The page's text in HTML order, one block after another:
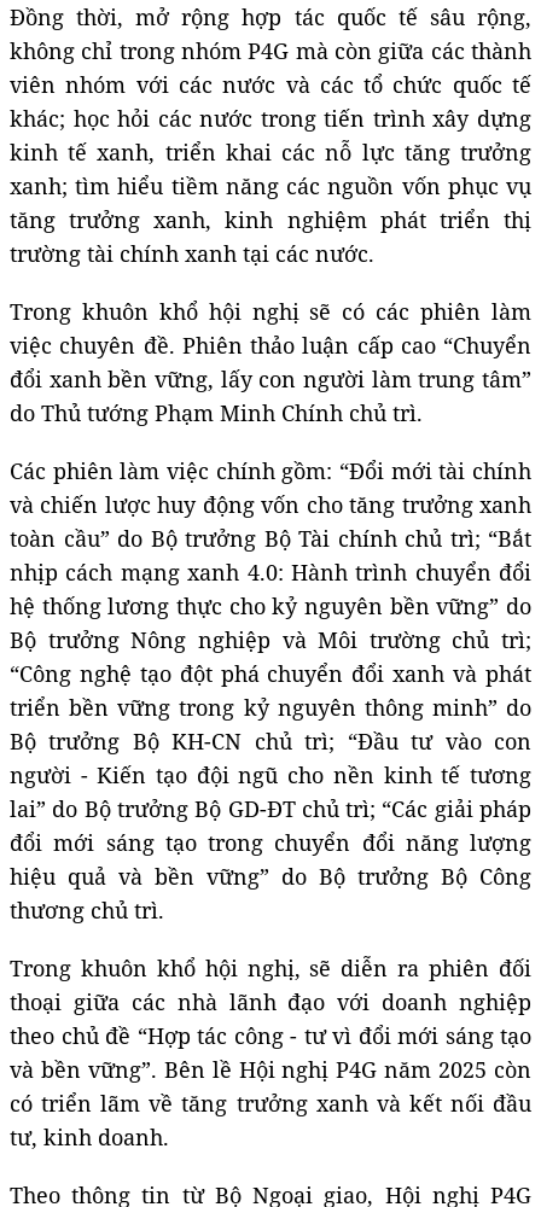
Đồng thời, mở rộng hợp tác quốc tế sâu rộng,
không chỉ trong nhóm P4G mà còn giữa các thành
viên nhóm với các nước và các tổ chức quốc tế
khác; học hỏi các nước trong tiến trình xây dựng
kinh tế xanh, triển khai các nỗ lực tăng trưởng
xanh; tìm hiểu tiềm năng các nguồn vốn phục vụ
tăng trưởng xanh, kinh nghiệm phát triển thị
trường tài chính xanh tại các nước.
Trong khuôn khổ hội nghị sẽ có các phiên làm
việc chuyên đề. Phiên thảo luận cấp cao “Chuyển
đổi xanh bền vững, lấy con người làm trung tâm”
do Thủ tướng Phạm Minh Chính chủ trì.
Các phiên làm việc chính gồm: “Đổi mới tài chính
và chiến lược huy động vốn cho tăng trưởng xanh
toàn cầu” do Bộ trưởng Bộ Tài chính chủ trì; “Bắt
nhịp cách mạng xanh 4.0: Hành trình chuyển đổi
hệ thống lương thực cho kỷ nguyên bền vững” do
Bộ trưởng Nông nghiệp và Môi trường chủ trì;
“Công nghệ tạo đột phá chuyển đổi xanh và phát
triển bền vững trong kỷ nguyên thông minh” do
Bộ trưởng Bộ KH-CN chủ trì; “Đầu tư vào con
người - Kiến tạo đội ngũ cho nền kinh tế tương
lai” do Bộ trưởng Bộ GD-ĐT chủ trì; “Các giải pháp
đổi mới sáng tạo trong chuyển đổi năng lượng
hiệu quả và bền vững” do Bộ trưởng Bộ Công
thương chủ trì.
Trong khuôn khổ hội nghị, sẽ diễn ra phiên đối
thoại giữa các nhà lãnh đạo với doanh nghiệp
theo chủ đề “Hợp tác công - tư vì đổi mới sáng tạo
và bền vững”. Bên lề Hội nghị P4G năm 2025 còn
có triển lãm về tăng trưởng xanh và kết nối đầu
tư, kinh doanh.
Theo thông tin từ Bộ Ngoại giao, Hội nghị P4G